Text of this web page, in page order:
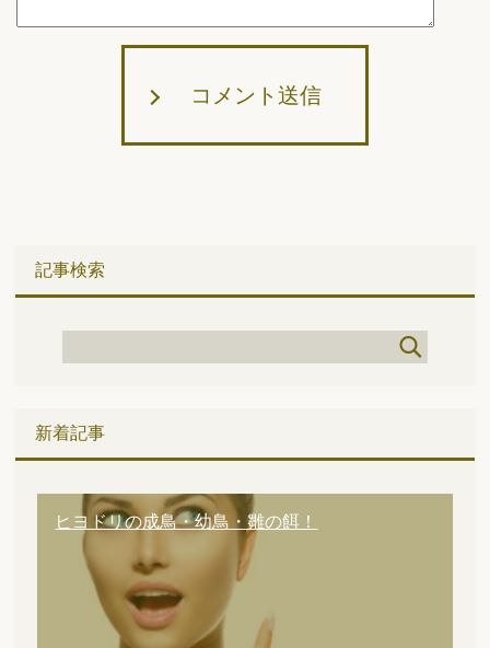
コメント送信
記事検索
新着記事
ヒヨドリの成鳥・幼鳥・雛の餌！